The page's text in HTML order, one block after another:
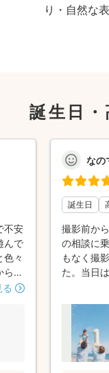
り・自然な
誕生日・
不安
んで
色々
らカ
な写
なの
誕生日
撮影前か
の相談に
もなく撮
た。当日
のこと(
が、全て
くださり
た。写真
思い出し